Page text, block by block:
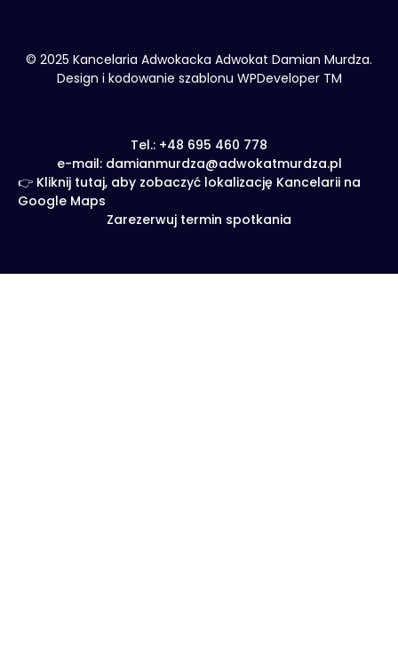
© 2025 Kancelaria Adwokacka Adwokat Damian Murdza.
Design i kodowanie szablonu WPDeveloper TM
Tel.: +48 695 460 778
e-mail: damianmurdza@adwokatmurdza.pl
👉 Kliknij tutaj, aby zobaczyć lokalizację Kancelarii na
Google Maps
Zarezerwuj termin spotkania